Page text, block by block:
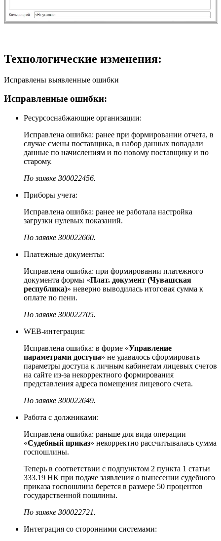
Технологические изменения:
Исправлены выявленные ошибки
Исправленные ошибки:
Ресурсоснабжающие организации:
Исправлена ошибка: ранее при формировании отчета, в
случае смены поставщика, в набор данных попадали
данные по начислениям и по новому поставщику и по
старому.
По заявке З00022456.
Приборы учета:
Исправлена ошибка: ранее не работала настройка
загрузки нулевых показаний.
По заявке З00022660.
Платежные документы:
Исправлена ошибка: при формировании платежного
документа формы «Плат. документ (Чувашская
республика)» неверно выводилась итоговая сумма к
оплате по пени.
По заявке З00022705.
WEB-интеграция:
Исправлена ошибка: в форме «Управление
параметрами доступа» не удавалось сформировать
параметры доступа к личным кабинетам лицевых счетов
на сайте из-за некорректного формирования
представления адреса помещения лицевого счета.
По заявке З00022649.
Работа с должниками:
Исправлена ошибка: раньше для вида операции
«Судебный приказ» некорректно рассчитывалась сумма
госпошлины.
Теперь в соответствии с подпунктом 2 пункта 1 статьи
333.19 НК при подаче заявления о вынесении судебного
приказа госпошлина берется в размере 50 процентов
государственной пошлины.
По заявке З00022721.
Интеграция со сторонними системами: